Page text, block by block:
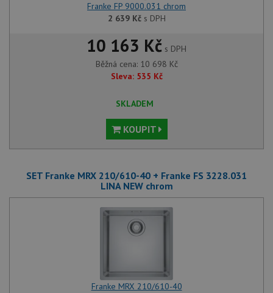
Franke FP 9000.031 chrom
2 639 Kčs DPH
10 163 Kč s DPH
Běžná cena: 10 698 Kč
Sleva: 535 Kč
SKLADEM
KOUPIT
SET Franke MRX 210/610-40 + Franke FS 3228.031
LINA NEW chrom
Franke MRX 210/610-40